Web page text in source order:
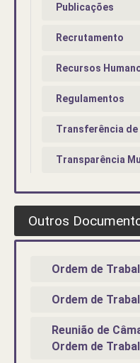
Publicações
Recrutamento
Recursos
Regulamentos
Transferência
Transparência
Outros
Ordem de
Ordem de
Reunião de
Ordem de